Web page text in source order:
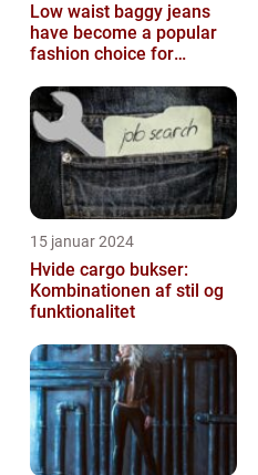
Low waist baggy jeans
have become a popular
fashion choice for
comfort without...
15 januar 2024
Hvide cargo bukser:
Kombinationen af stil og
funktionalitet